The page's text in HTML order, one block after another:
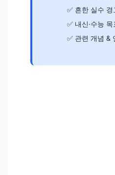
흔한 실수 경
내신·수능
관련 개념 &